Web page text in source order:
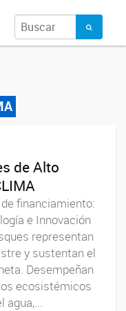
de Alto
financiamiento:
e Innovación
representan
y sustentan el
Desempeñan
ecosistémicos
agua,...